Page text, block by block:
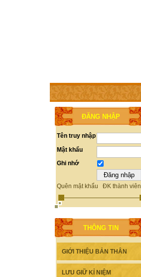
TRANG CHỦ THÀNH VIÊN
ĐĂNG NHẬP
Tên truy nhập
Mật khẩu
Ghi nhớ
Quên mật khẩu ĐK thành viên
THÔNG TIN
GIỚI THIỆU BẢN THÂN
LƯU GIỮ KỈ NIỆM